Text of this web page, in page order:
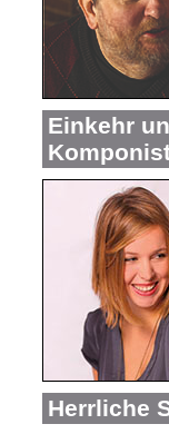
Einkehr
Herrliche